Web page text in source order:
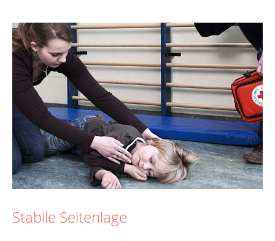
Stabile Seitenlage